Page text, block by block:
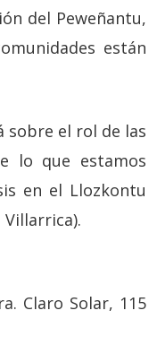
del Peweñantu,
están
sobre el rol de las
lo que estamos
en el Llozkontu
Claro Solar, 115